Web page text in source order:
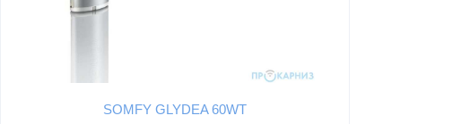
SOMFY GLYDEA 60WT